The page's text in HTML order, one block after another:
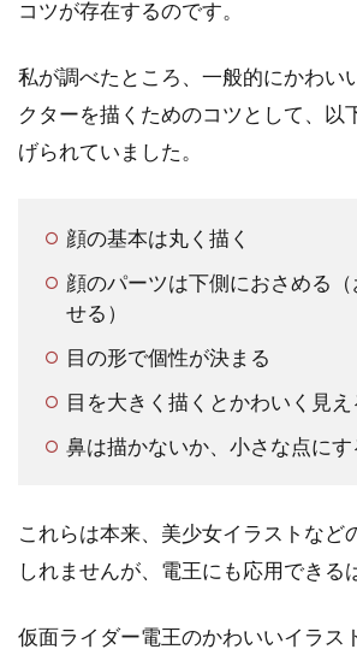
コツが存在するのです。
私が調べたところ、一般的にかわい
クターを描くためのコツとして、以
げられていました。
顔の基本は丸く描く
顔のパーツは下側におさめる
せる）
目の形で個性が決まる
目を大きく描くとかわいく見え
鼻は描かないか、小さな点に
これらは本来、美少女イラストなど
しれませんが、電王にも応用できる
仮面ライダー電王のかわいいイラス